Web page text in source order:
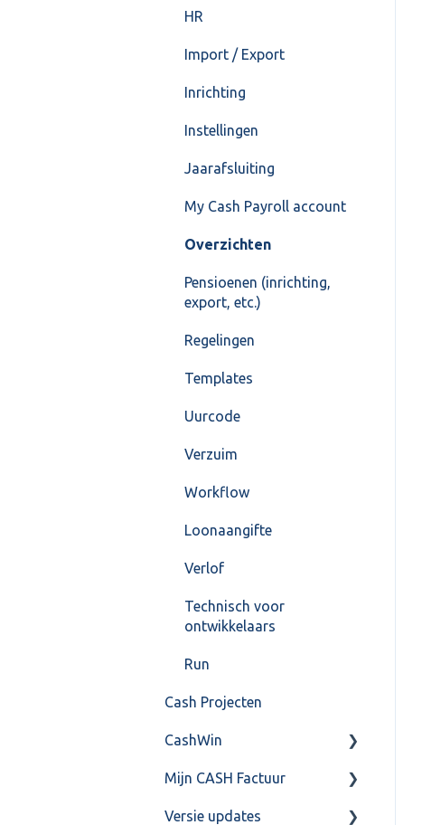
HR
Import / Export
Inrichting
Instellingen
Jaarafsluiting
My Cash Payroll account
Overzichten
Pensioenen (inrichting,
export, etc.)
Regelingen
Templates
Uurcode
Verzuim
Workflow
Loonaangifte
Verlof
Technisch voor
ontwikkelaars
Run
Cash Projecten
CashWin
Overig
Mijn CASH Factuur
Facturatie Loonportal(
Versie updates